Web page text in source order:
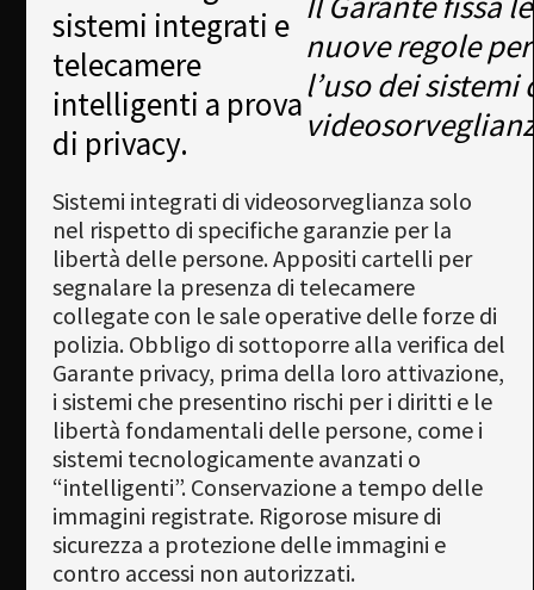
sistemi integrati e
telecamere
intelligenti a prova
di privacy.
nuove regole per
l’uso dei sistemi
Sistemi integrati di videosorveglianza solo
nel rispetto di specifiche garanzie per la
libertà delle persone. Appositi cartelli per
segnalare la presenza di telecamere
collegate con le sale operative delle forze di
polizia. Obbligo di sottoporre alla verifica del
Garante privacy, prima della loro attivazione,
i sistemi che presentino rischi per i diritti e le
libertà fondamentali delle persone, come i
sistemi tecnologicamente avanzati o
“intelligenti”. Conservazione a tempo delle
immagini registrate. Rigorose misure di
sicurezza a protezione delle immagini e
contro accessi non autorizzati.